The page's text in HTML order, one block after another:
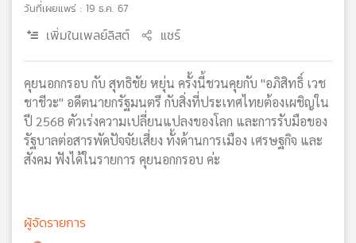
แผนที่
ข่าย
วันที่เผยแพร่ : 19 ธ.ค. 67
เพิ่มในเพลย์ลิสต์ แชร์
คุยนอกกรอบ กับ สุทธิชัย หยุ่น ครั้งนี้ชวนคุยกับ "อภิสิทธิ์ เวช
ชาชีวะ" อดีตนายกรัฐมนตรี กับสิ่งที่ประเทศไทยต้องเผชิญใน
ปี 2568 ตัวเร่งความเปลี่ยนแปลงของโลก และการรับมือของ
รัฐบาลต่อสารพัดปัจจัยเสี่ยง ทั้งด้านการเมือง เศรษฐกิจ และ
สังคม ฟังได้ในรายการ คุยนอกกรอบ ค่ะ
ผู้จัดรายการ